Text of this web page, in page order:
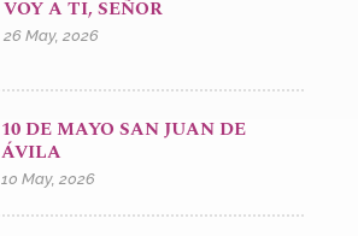
VOY A TI, SEÑOR
26 May, 2026
10 DE MAYO SAN JUAN DE
ÁVILA
10 May, 2026